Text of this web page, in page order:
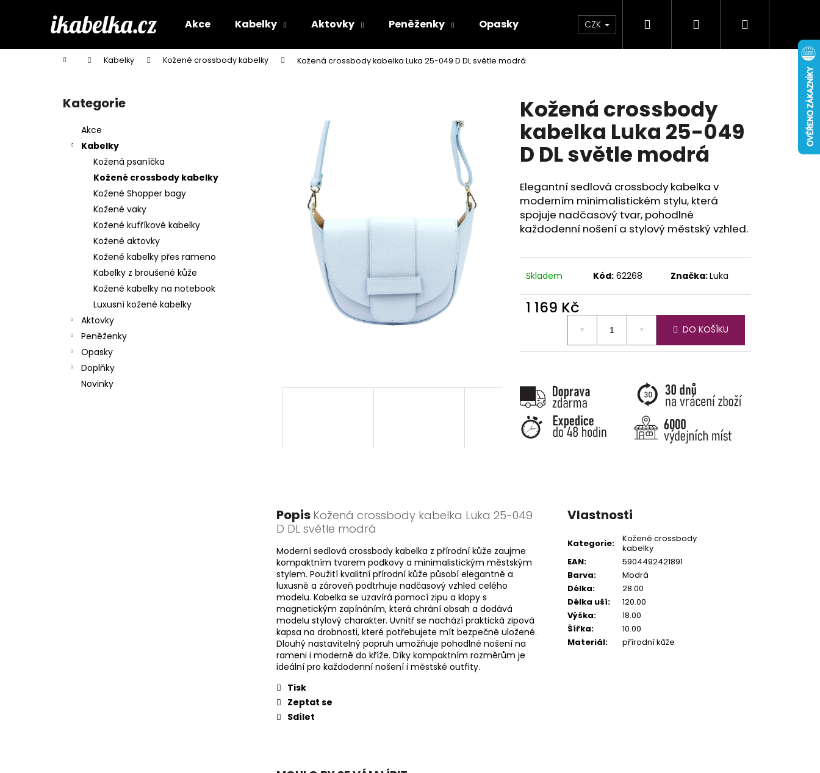
Akce Kabelky Aktovky Peněženky Opasky Doplňky Novinky
CZK Hledat PřihlášeníNákupní
Domů Kabelky Kožené crossbody kabelky Kožená crossbody kabelka Luka 25-049 D DL světle modrá
Přeskočit
kategorie
Kategorie
Akce
Kabelky
Kožená psaníčka
Kožené crossbody kabelky
Kožené Shopper bagy
Kožené vaky
Kožené kufříkové kabelky
Kožené aktovky
Kožené kabelky přes rameno
Kabelky z broušené kůže
Kožené kabelky na notebook
Luxusní kožené kabelky
Aktovky
Peněženky
Opasky
Doplňky
Novinky
Kožená crossbody
kabelka Luka 25-049
D DL světle modrá
Elegantní sedlová crossbody kabelka v
moderním minimalistickém stylu, která
spojuje nadčasový tvar, pohodlné
každodenní nošení a stylový městský vzhled.
Skladem Kód: 62268 Značka:Luka
1 169 Kč
DO KOŠÍKU
Popis Kožená crossbody kabelka Luka 25-049
D DL světle modrá
Moderní sedlová crossbody kabelka z přírodní kůže zaujme
kompaktním tvarem podkovy a minimalistickým městským
stylem. Použití kvalitní přírodní kůže působí elegantně a
luxusně a zároveň podtrhuje nadčasový vzhled celého
modelu. Kabelka se uzavírá pomocí zipu a klopy s
magnetickým zapínáním, která chrání obsah a dodává
modelu stylový charakter. Uvnitř se nachází praktická zipová
kapsa na drobnosti, které potřebujete mít bezpečně uložené.
Dlouhý nastavitelný popruh umožňuje pohodlné nošení na
rameni i moderně do kříže. Díky kompaktním rozměrům je
ideální pro každodenní nošení i městské outfity.
Tisk
Zeptat se
Sdílet
Vlastnosti
Kategorie:
Kožené crossbody
kabelky
EAN:
5904492421891
Barva:
Modrá
Délka:
28.00
Délka uší:
120.00
Výška:
18.00
Šířka:
10.00
Materiál: přírodní kůže
í
Zpět
do
Zpět
do
Co potřebujete najít?
Doporučujeme